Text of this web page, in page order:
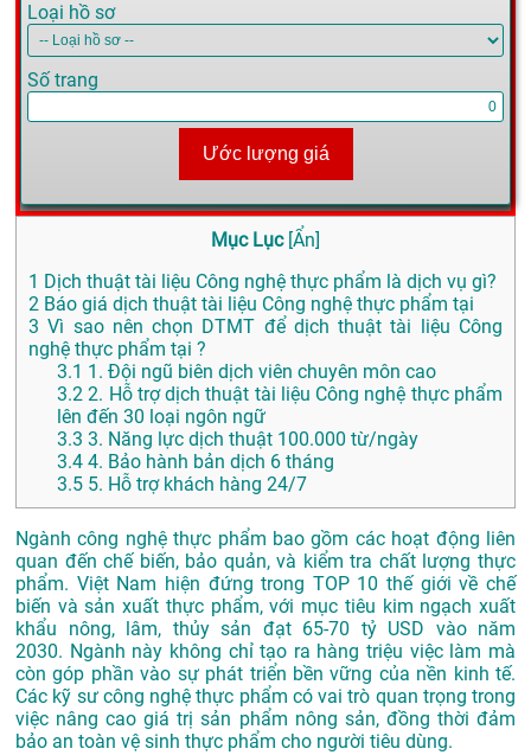
Loại hồ sơ
Số trang
Ước lượng giá
Mục Lục [Ẩn]
1 Dịch thuật tài liệu Công nghệ thực phẩm là dịch vụ gì?
2 Báo giá dịch thuật tài liệu Công nghệ thực phẩm tại
3 Vì sao nên chọn DTMT để dịch thuật tài liệu Công
nghệ thực phẩm tại ?
3.1 1. Đội ngũ biên dịch viên chuyên môn cao
3.2 2. Hỗ trợ dịch thuật tài liệu Công nghệ thực phẩm
lên đến 30 loại ngôn ngữ
3.3 3. Năng lực dịch thuật 100.000 từ/ngày
3.4 4. Bảo hành bản dịch 6 tháng
3.5 5. Hỗ trợ khách hàng 24/7
Ngành công nghệ thực phẩm bao gồm các hoạt động liên
quan đến chế biến, bảo quản, và kiểm tra chất lượng thực
phẩm. Việt Nam hiện đứng trong TOP 10 thế giới về chế
biến và sản xuất thực phẩm, với mục tiêu kim ngạch xuất
khẩu nông, lâm, thủy sản đạt 65-70 tỷ USD vào năm
2030. Ngành này không chỉ tạo ra hàng triệu việc làm mà
còn góp phần vào sự phát triển bền vững của nền kinh tế.
Các kỹ sư công nghệ thực phẩm có vai trò quan trọng trong
việc nâng cao giá trị sản phẩm nông sản, đồng thời đảm
bảo an toàn vệ sinh thực phẩm cho người tiêu dùng.